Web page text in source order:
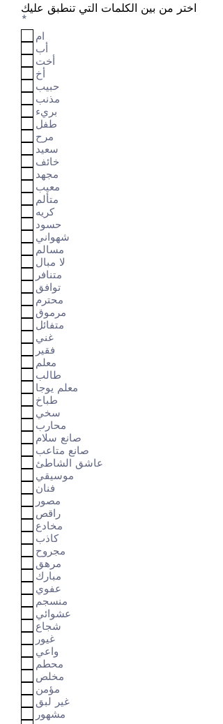
اختر من بين الكلمات التي تنطبق عليك
*
ل
ز
ا
م
ام
أب
أخت
أخ
حبيب
مذنب
بريء
طفل
مرح
سعيد
خائف
مجهد
معيب
متألم
كريه
حسود
شهواني
مسالم
لا مبال
متنافر
توافق
محترم
مرموق
متفائل
غني
فقير
معلم
طالب
معلم يوجا
طباخ
سخي
محارب
صانع سلام
صانع متاعب
عاشق الشاطئ
موسيقي
فنان
مصور
راقص
مخادع
كاذب
مجروح
مرهق
مبارك
عفوي
منسجم
عشوائي
شجاع
غيور
واعي
محطم
مخلص
مؤمن
غير لبق
مشهور